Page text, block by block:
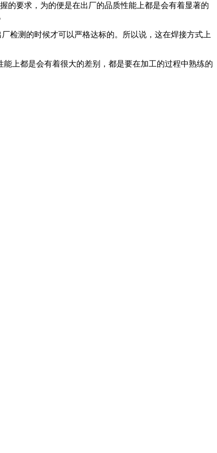
的要求，为的便是在出厂的品质性能上都是会有着显著的
检测的时候才可以严格达标的。所以说，这在焊接方式上
上都是会有着很大的差别，都是要在加工的过程中熟练的